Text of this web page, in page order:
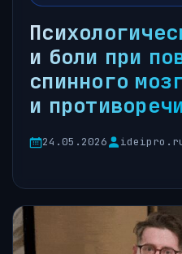
и боли при
спинного
и
24.05.2026